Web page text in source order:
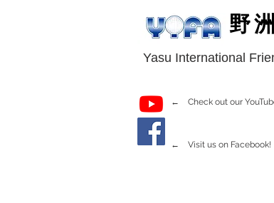
野
Yasu International
← Check out our
← Visit us on Facebook!